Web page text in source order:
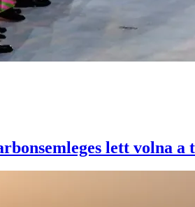
lett volna a